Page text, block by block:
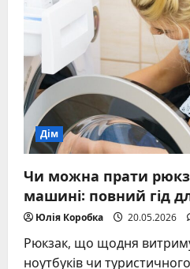
ЄС
ввели
санкції
проти
за
права
українських
дітей
Дім
Чи можна прати
машині: повний гід
Юлія Коробка 20.05.2026
Рюкзак, що щодня
ноутбуків чи